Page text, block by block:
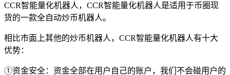
CCR智能量化机器人，CCR智能量化机器人是适用于币圈现
货的一款全自动炒币机器人。
相比市面上其他的炒币机器人，CCR智能量化机器人有十大
优势：
①资金安全：资金全部在用户自己的账户，我们不会碰用户的